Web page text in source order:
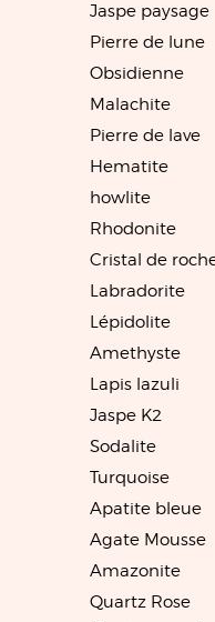
Jaspe paysage
Pierre de lune
Obsidienne
Malachite
Pierre de lave
Hematite
howlite
Rhodonite
Cristal de
Labradorite
Lépidolite
Amethyste
Lapis lazuli
Jaspe K2
Sodalite
Turquoise
Apatite bleue
Agate Mousse
Amazonite
Quartz Rose